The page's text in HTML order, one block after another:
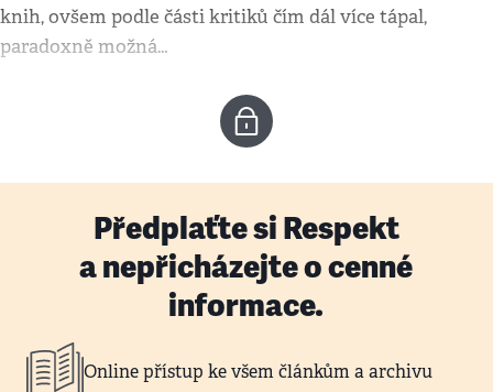
knih, ovšem podle části kritiků čím dál více tápal,
paradoxně možná…
Předplaťte si Respekt
a nepřicházejte o cenné
informace.
Online přístup ke všem článkům a archivu